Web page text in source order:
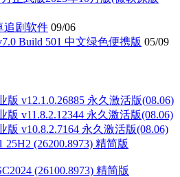
追剧软件 09/06
Build 501 中文绿色便携版 05/09
版 v12.1.0.26885 永久激活版(08.06)
版 v11.8.2.12344 永久激活版(08.06)
版 v10.8.2.7164 永久激活版(08.06)
25H2 (26200.8973) 精简版
(26100.8973) 精简版